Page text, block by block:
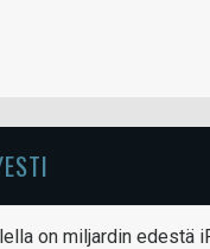
on miljardin edestä